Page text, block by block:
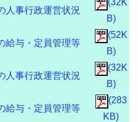
人事行政運営状況
(32K
B)
給与・定員管理等
(52K
B)
人事行政運営状況
(32K
B)
給与・定員管理等
(283
KB)